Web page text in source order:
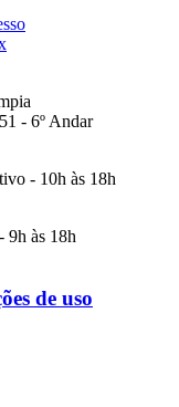
- 6º Andar
- 10h às 18h
9h às 18h
de uso